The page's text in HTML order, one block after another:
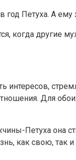
Петуха. А ему
другие
Для
Петуха она
как свою, так